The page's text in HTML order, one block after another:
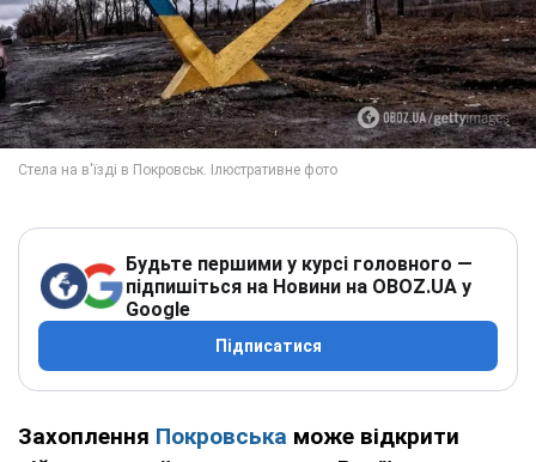
Будьте першими у курсі головного —
підпишіться на Новини на OBOZ.UA у
Google
Підписатися
Захоплення Покровська може відкрити